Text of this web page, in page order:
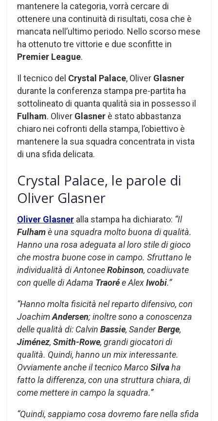
mantenere la categoria, vorrà cercare di
ottenere una continuità di risultati, cosa che è
mancata nell’ultimo periodo. Nello scorso mese
ha ottenuto tre vittorie e due sconfitte in
Premier League.
Il tecnico del Crystal Palace, Oliver Glasner
durante la conferenza stampa pre-partita ha
sottolineato di quanta qualità sia in possesso il
Fulham. Oliver Glasner è stato abbastanza
chiaro nei cofronti della stampa, l’obiettivo è
mantenere la sua squadra concentrata in vista
di una sfida delicata.
Crystal Palace, le parole di
Oliver Glasner
Oliver Glasner alla stampa ha dichiarato: “Il
Fulhamè una squadra molto buona di qualità.
Hanno una rosa adeguata al loro stile di gioco
che mostra buone cose in campo. Sfruttano le
individualità di AntoneeRobinson, coadiuvate
con quelle di Adama Traorée AlexIwobi.”
“Hanno molta fisicità nel reparto difensivo, con
JoachimAndersen; inoltre sono a conoscenza
delle qualità di: Calvin Bassie, SanderBerge,
Jiménez, Smith-Rowe, grandi giocatori di
qualità. Quindi, hanno un mix interessante.
Ovviamente anche il tecnico MarcoSilvaha
fatto la differenza, con una struttura chiara, di
come mettere in campo la squadra.”
“Quindi, sappiamo cosa dovremo fare nella sfida